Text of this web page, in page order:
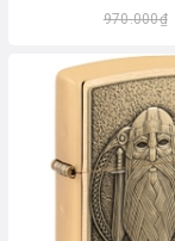
970.000₫